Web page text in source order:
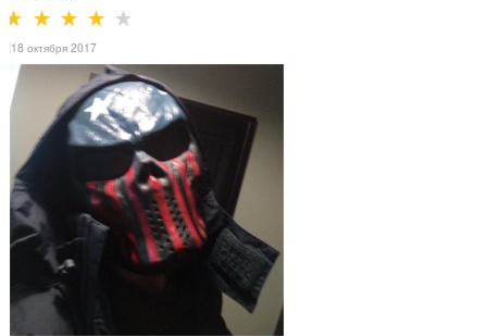
18 октября 2017